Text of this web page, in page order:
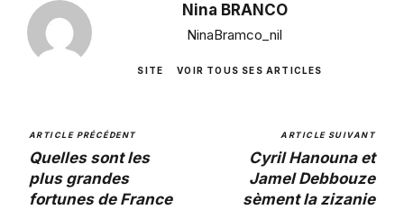
Nina BRANCO
NinaBramco_nil
SITE VOIR TOUS SES ARTICLES
ARTICLE PRÉCÉDENT
Quelles sont les
plus grandes
fortunes de France
ARTICLE SUIVANT
Cyril Hanouna et
Jamel Debbouze
sèment la zizanie